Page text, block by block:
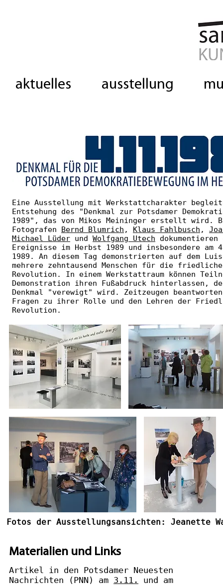
aktuelles ausstellung
Eine Ausstellung mit Werkstattcharakter
Entstehung des "Denkmal zur Potsdamer
1989", das von Mikos Meininger erstellt wird.
Fotografen Bernd Blumrich , Klaus Fahlbusch ,
Michael Lüder und Wolfgang Utech dokumentieren
Ereignisse im Herbst 1989 und insbesondere am
1989. An diesem Tag demonstrierten auf dem
mehrere zehntausend Menschen für die friedliche
Revolution. In einem Werkstattraum können
Demonstration ihren Fußabdruck hinterlassen,
Denkmal "verewigt" wird. Zeitzeugen
Fragen zu ihrer Rolle und den Lehren der
Revolution.
Fotos der Ausstellungsansichten: Jeanette
Materialien und Links
Artikel in den Potsdamer Neuesten
Nachrichten (PNN) am 3.11.
und am